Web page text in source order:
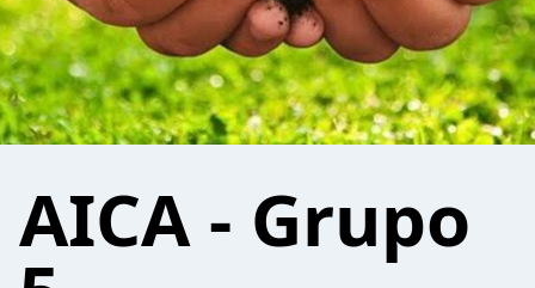
AICA - Grupo